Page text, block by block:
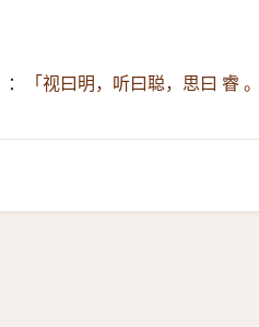
： 「视曰明，听曰聪，思曰 睿 。